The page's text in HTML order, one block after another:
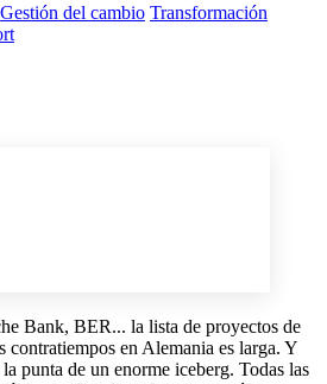
Gestión del cambio Transformación
Bank, BER... la lista de proyectos de
contratiempos en Alemania es larga. Y
punta de un enorme iceberg. Todas las